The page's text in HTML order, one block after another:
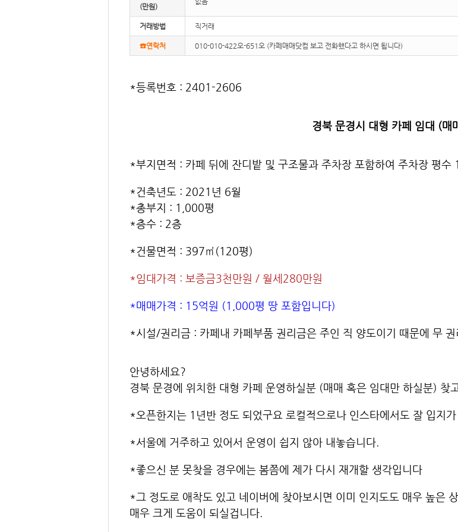
(만원)
거래방법 직거래
☎연락처 010-010-422오-651오 (카페매매닷컴 보고 전화했다고 하시면 됩니다)
*등록번호 : 2401-2606
경북 문경시 대형 카페 임대 (매
*부지면적 : 카페 뒤에 잔디밭 및 구조물과 주차장 포함하여 주차장 평수
*건축년도 : 2021년 6월
*총부지 : 1,000평
*층수 : 2층
*건물면적 : 397㎡(120평)
*임대가격 : 보증금3천만원 / 월세280만원
*매매가격 : 15억원 (1,000평 땅 포함입니다)
*시설/권리금 : 카페내 카페부품 권리금은 주인 직 양도이기 때문에 무
안녕하세요?
경북 문경에 위치한 대형 카페 운영하실분 (매매 혹은 임대만 하실분) 찾
*오픈한지는 1년반 정도 되었구요 로컬적으로나 인스타에서도 잘 입지가
*서울에 거주하고 있어서 운영이 쉽지 않아 내놓습니다.
*좋으신 분 못찾을 경우에는 봄쯤에 제가 다시 재개할 생각입니다
*그 정도로 애착도 있고 네이버에 찾아보시면 이미 인지도도 매우 높은
매우 크게 도움이 되실겁니다.